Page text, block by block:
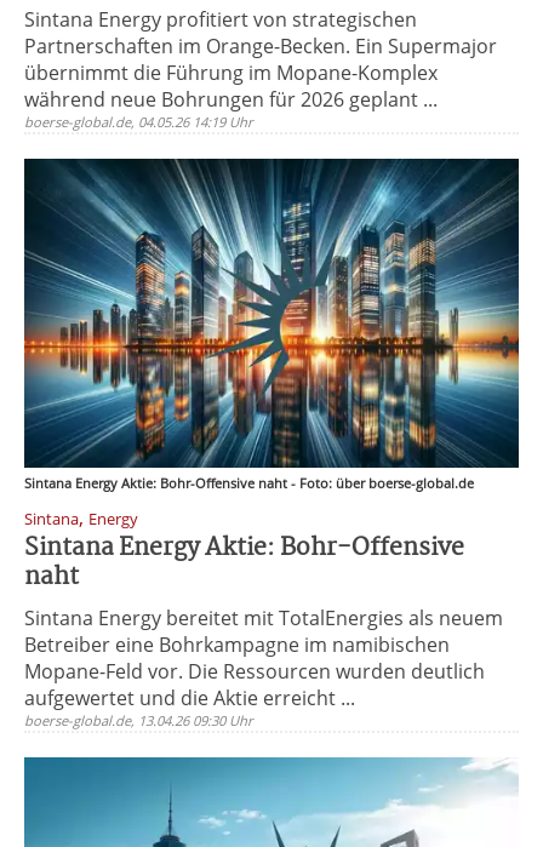
Sintana Energy profitiert von strategischen
Partnerschaften im Orange-Becken. Ein Supermajor
übernimmt die Führung im Mopane-Komplex
während neue Bohrungen für 2026 geplant ...
boerse-global.de, 04.05.26 14:19 Uhr
Sintana Energy Aktie: Bohr-Offensive naht - Foto: über boerse-global.de
Sintana, Energy
Sintana Energy Aktie: Bohr-Offensive
naht
Sintana Energy bereitet mit TotalEnergies als neuem
Betreiber eine Bohrkampagne im namibischen
Mopane-Feld vor. Die Ressourcen wurden deutlich
aufgewertet und die Aktie erreicht ...
boerse-global.de, 13.04.26 09:30 Uhr